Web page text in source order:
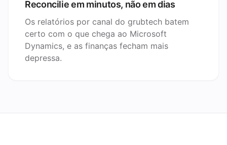
Reconcilie em minutos, não em dias
Os relatórios por canal do grubtech batem
certo com o que chega ao Microsoft
Dynamics, e as finanças fecham mais
depressa.